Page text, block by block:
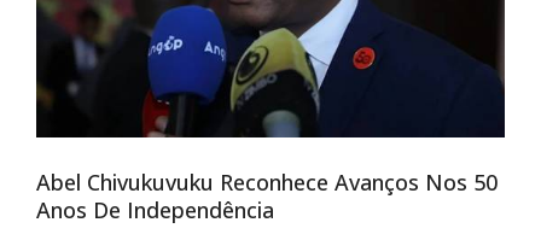
Abel Chivukuvuku Reconhece Avanços Nos 50
Anos De Independência